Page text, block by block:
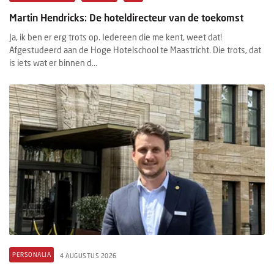
Martin Hendricks: De hoteldirecteur van de toekomst
Ja, ik ben er erg trots op. Iedereen die me kent, weet dat!
Afgestudeerd aan de Hoge Hotelschool te Maastricht. Die trots, dat
is iets wat er binnen d...
PERSONALIA 4 AUGUSTUS 2026